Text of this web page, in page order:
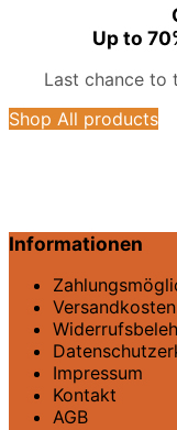
Up to
Last chance to
Shop All products
Informationen
Versandkosten
Impressum
Kontakt
AGB